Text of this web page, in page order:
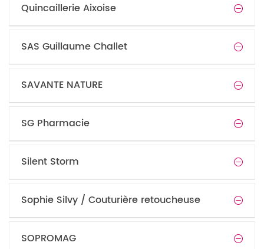
Quincaillerie Aixoise
SAS Guillaume Challet
SAVANTE NATURE
SG Pharmacie
Silent Storm
Sophie Silvy / Couturière retoucheuse
SOPROMAG